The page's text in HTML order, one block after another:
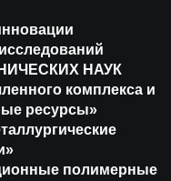
НАУК
комплекса и
ресурсы»
полимерные